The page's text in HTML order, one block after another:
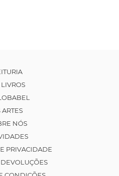
ARTES
NÓS
PRIVACIDADE